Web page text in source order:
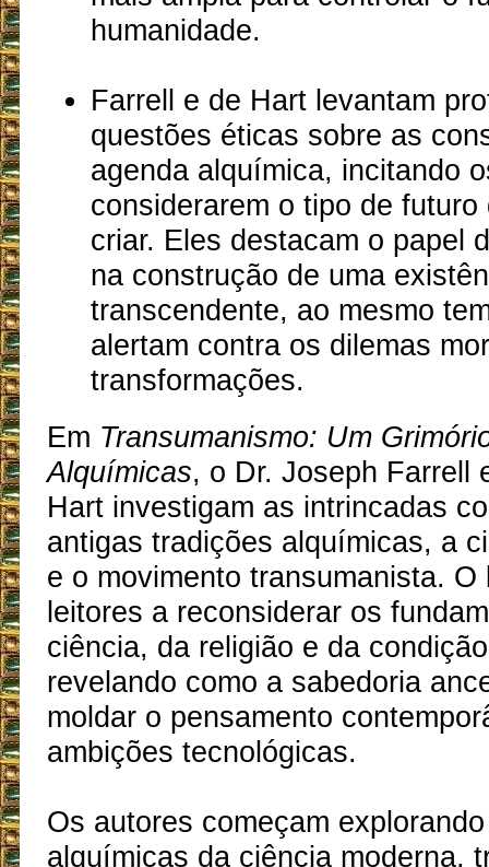
humanidade.
Farrell e de Hart levantam
questões éticas sobre as
agenda alquímica, incitando
considerarem o tipo de futuro
criar. Eles destacam o papel
na construção de uma
transcendente, ao mesmo
alertam contra os dilemas
transformações.
Em Transumanismo: Um
Alquímicas, o Dr. Joseph Farrell
Hart investigam as intrincadas
antigas tradições alquímicas, a
e o movimento transumanista. O
leitores a reconsiderar os
ciência, da religião e da
revelando como a sabedoria
moldar o pensamento
ambições tecnológicas.
Os autores começam
alquímicas da ciência moderna,